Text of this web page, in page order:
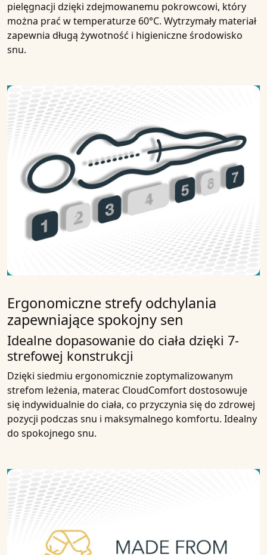
pielęgnacji dzięki zdejmowanemu pokrowcowi, który
można prać w temperaturze 60°C. Wytrzymały materiał
zapewnia długą żywotność i higieniczne środowisko
snu.
Ergonomiczne strefy odchylania
zapewniające spokojny sen
Idealne dopasowanie do ciała dzięki 7-
strefowej konstrukcji
Dzięki siedmiu ergonomicznie zoptymalizowanym
strefom leżenia, materac CloudComfort dostosowuje
się indywidualnie do ciała, co przyczynia się do zdrowej
pozycji podczas snu i maksymalnego komfortu. Idealny
do spokojnego snu.